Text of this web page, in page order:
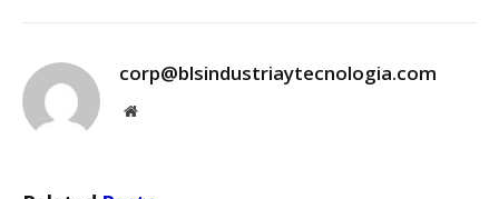
corp@blsindustriaytecnologia.com
Website